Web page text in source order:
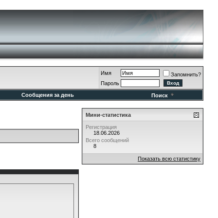
Имя
Запомнить?
Пароль
Сообщения за день Поиск
Мини-статистика
Регистрация
18.06.2026
Всего сообщений
8
Показать всю статистику